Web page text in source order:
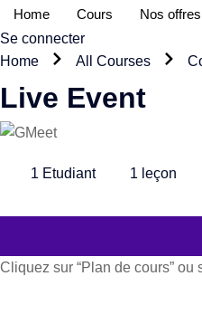
Skip
to
content
Home Cours Nos offres
Se connecter
Home
All Courses
Live Event
1 Etudiant 1 leçon
Cliquez sur “Plan de cours” ou